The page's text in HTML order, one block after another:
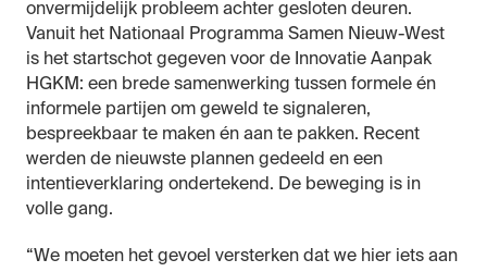
onvermijdelijk probleem achter gesloten deuren.
Vanuit het Nationaal Programma Samen Nieuw-West
is het startschot gegeven voor de Innovatie Aanpak
HGKM: een brede samenwerking tussen formele én
informele partijen om geweld te signaleren,
bespreekbaar te maken én aan te pakken. Recent
werden de nieuwste plannen gedeeld en een
intentieverklaring ondertekend. De beweging is in
volle gang.
“We moeten het gevoel versterken dat we hier iets aan